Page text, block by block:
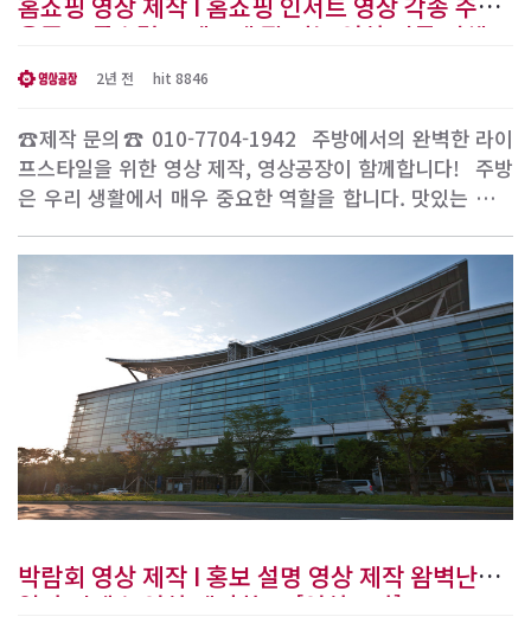
용품 고급스럽고 예쁘게 잘 찍는 영상 전문 업체
[영상공장]
2년 전 hit 8846
☎제작 문의☎ 010-7704-1942 ​ 주방에서의 완벽한 라이
프스타일을 위한 영상 제작, 영상공장이 함께합니다! ​ 주방
은 우리 생활에서 매우 중요한 역할을 합니다. 맛있는 음식
문입니다. 주방용품과 가전제품은 이러한 순간을 더욱 특별
하게 만들어줍니다. 영상공장은 다양한 주방용품과 가전제
품을 촬영하여 홈쇼핑 인서트 영상, 바이럴 마케팅 영..
박람회 영상 제작 I 홍보 설명 영상 제작 왐벽난로
일산 킨텍스 영상 제작한 곳 [영상공장]